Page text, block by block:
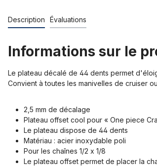
Description Évaluations
Informations sur le
Le plateau décalé de 44 dents permet
Convient à toutes les manivelles de cruiser
2,5 mm de décalage
Plateau offset cool pour « One piece
Le plateau dispose de 44 dents
Matériau : acier inoxydable poli
Pour les chaînes 1/2 x 1/8
Le plateau offset permet de placer la